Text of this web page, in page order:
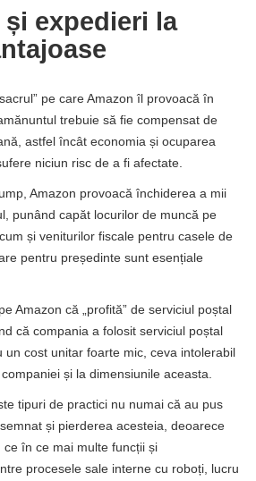
expedieri la
pe care Amazon îl provoacă în
trebuie să fie compensat de
astfel încât economia și ocuparea
niciun risc de a fi afectate.
Amazon provoacă închiderea a mii
punând capăt locurilor de muncă pe
și veniturilor fiscale pentru casele de
pentru președinte sunt esențiale
Amazon că „profită” de serviciul poștal
că compania a folosit serviciul poștal
un cost unitar foarte mic, ceva intolerabil
și la dimensiunile aceasta.
tipuri de practici nu numai că au pus
și pierderea acesteia, deoarece
în ce mai multe funcții și
procesele sale interne cu roboți, lucru